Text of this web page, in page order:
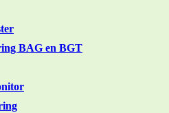
BAG en BGT